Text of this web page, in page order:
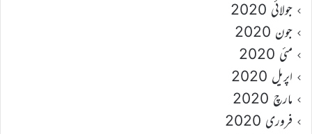
جولائی 2020
جون 2020
مئی 2020
اپریل 2020
مارچ 2020
فروری 2020